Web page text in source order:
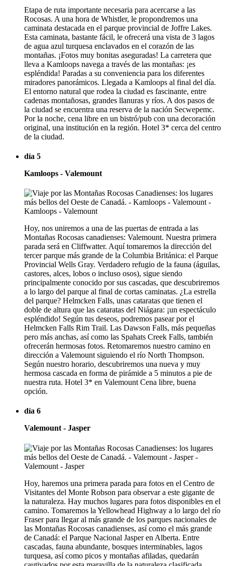
Etapa de ruta importante necesaria para acercarse a las
Rocosas. A una hora de Whistler, le propondremos una
caminata destacada en el parque provincial de Joffre Lakes.
Esta caminata, bastante fácil, le ofrecerá una vista de 3 lagos
de agua azul turquesa enclavados en el corazón de las
montañas. ¡Fotos muy bonitas aseguradas! La carretera que
lleva a Kamloops navega a través de las montañas: ¡es
espléndida! Paradas a su conveniencia para los diferentes
miradores panorámicos. Llegada a Kamloops al final del día.
El entorno natural que rodea la ciudad es fascinante, entre
cadenas montañosas, grandes llanuras y ríos. A dos pasos de
la ciudad se encuentra una reserva de la nación Secwepemc.
Por la noche, cena libre en un bistró/pub con una decoración
original, una institución en la región. Hotel 3* cerca del centro
de la ciudad.
día 5
Kamloops - Valemount
Hoy, nos uniremos a una de las puertas de entrada a las
Montañas Rocosas canadienses: Valemount. Nuestra primera
parada será en Cliffwatter. Aquí tomaremos la dirección del
tercer parque más grande de la Columbia Británica: el Parque
Provincial Wells Gray. Verdadero refugio de la fauna (águilas,
castores, alces, lobos o incluso osos), sigue siendo
principalmente conocido por sus cascadas, que descubriremos
a lo largo del parque al final de cortas caminatas. ¿La estrella
del parque? Helmcken Falls, unas cataratas que tienen el
doble de altura que las cataratas del Niágara: ¡un espectáculo
espléndido! Según tus deseos, podremos pasear por el
Helmcken Falls Rim Trail. Las Dawson Falls, más pequeñas
pero más anchas, así como las Spahats Creek Falls, también
ofrecerán hermosas fotos. Retomaremos nuestro camino en
dirección a Valemount siguiendo el río North Thompson.
Según nuestro horario, descubriremos una nueva y muy
hermosa cascada en forma de pirámide a 5 minutos a pie de
nuestra ruta. Hotel 3* en Valemount Cena libre, buena
opción.
día 6
Valemount - Jasper
Hoy, haremos una primera parada para fotos en el Centro de
Visitantes del Monte Robson para observar a este gigante de
la naturaleza. Hay muchos lugares para fotos disponibles en el
camino. Tomaremos la Yellowhead Highway a lo largo del río
Fraser para llegar al más grande de los parques nacionales de
las Montañas Rocosas canadienses, así como el más grande
de Canadá: el Parque Nacional Jasper en Alberta. Entre
cascadas, fauna abundante, bosques interminables, lagos
turquesa, así como picos y montañas afiladas, quedarán